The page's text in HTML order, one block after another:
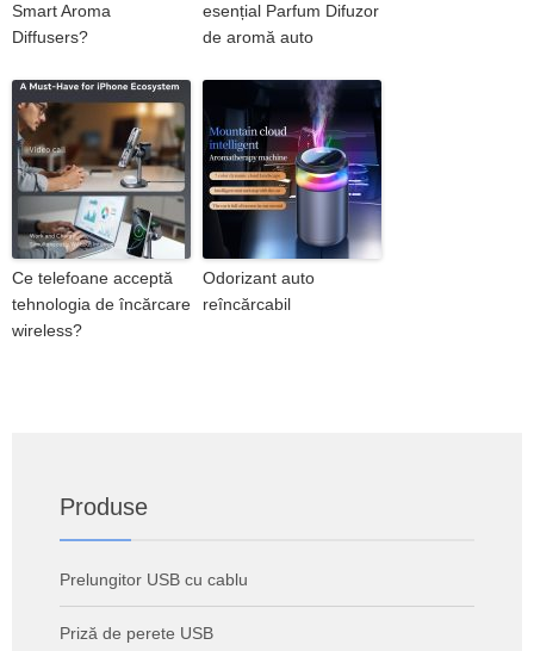
Smart Aroma
Diffusers?
esențial Parfum Difuzor
de aromă auto
Ce telefoane acceptă
tehnologia de încărcare
wireless?
Odorizant auto
reîncărcabil
Produse
Prelungitor USB cu cablu
Priză de perete USB